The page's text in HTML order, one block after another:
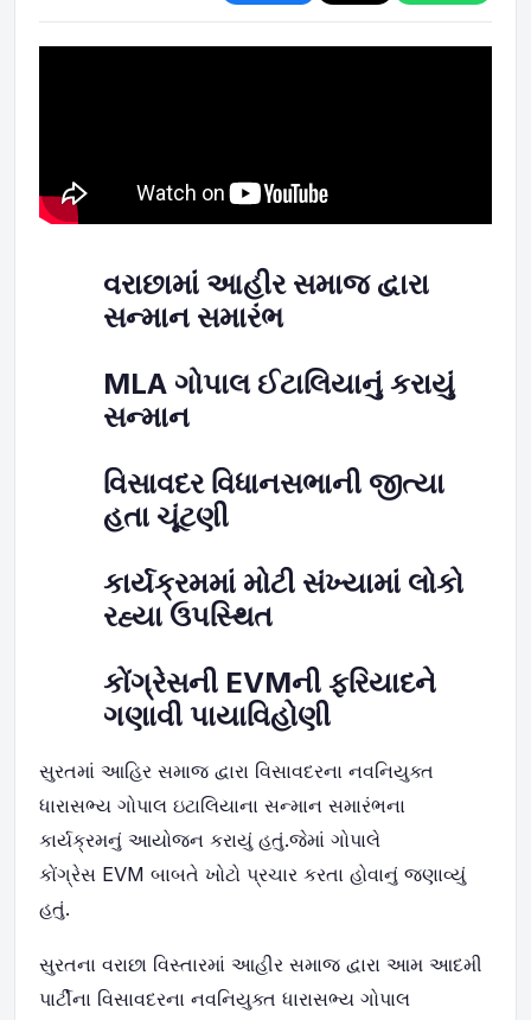
વરાછામાં આહીર સમાજ દ્વારા
સન્માન સમારંભ
MLA ગોપાલ ઈટાલિયાનું કરાયું
સન્માન
વિસાવદર વિધાનસભાની જીત્યા
હતા ચૂંટણી
કાર્યક્રમમાં મોટી સંખ્યામાં લોકો
રહ્યા ઉપસ્થિત
કોંગ્રેસની EVMની ફરિયાદને
ગણાવી પાયાવિહોણી
સુરતમાં આહિર સમાજ દ્વારા વિસાવદરના નવનિયુક્ત
ધારાસભ્ય ગોપાલ ઇટાલિયાના સન્માન સમારંભના
કાર્યક્રમનું આયોજન કરાયું હતું.જેમાં ગોપાલે
કોંગ્રેસ EVM બાબતે ખોટો પ્રચાર કરતા હોવાનું જણાવ્યું
હતું.
સુરતના વરાછા વિસ્તારમાં આહીર સમાજ દ્વારા આમ આદમી
પાર્ટીના વિસાવદરના નવનિયુક્ત ધારાસભ્ય ગોપાલ